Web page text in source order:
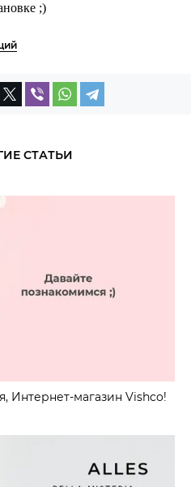
;)
СТАТЬИ
Интернет-магазин Vishco!